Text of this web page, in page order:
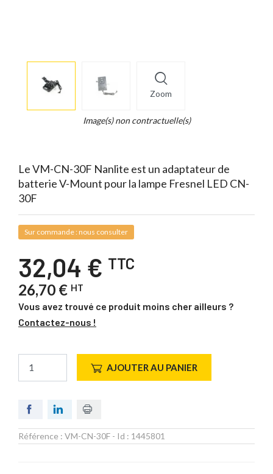
Zoom
info
Image(s) non contractuelle(s)
Le VM-CN-30F Nanlite est un adaptateur de
batterie V-Mount pour la lampe Fresnel LED CN-
30F
Sur commande : nous consulter
32,04 € TTC
26,70 € HT
Vous avez trouvé ce produit moins cher ailleurs ?
Contactez-nous !
AJOUTER AU PANIER
Référence : VM-CN-30F - Id : 1445801